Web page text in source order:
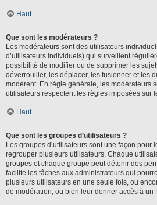
Haut
Que sont les modérateurs ?
Les modérateurs sont des utilisateurs
d’utilisateurs individuels) qui surveillent
possibilité de modifier ou de supprimer les
déverrouiller, les déplacer, les fusionner et les
modèrent. En règle générale, les modérateurs
utilisateurs respectent les règles imposées sur
Haut
Que sont les groupes d’utilisateurs ?
Les groupes d’utilisateurs sont une façon pour
regrouper plusieurs utilisateurs. Chaque
groupes et chaque groupe peut détenir des
facilite les tâches aux administrateurs qui
plusieurs utilisateurs en une seule fois, ou
de modération, ou bien leur donner accès à un